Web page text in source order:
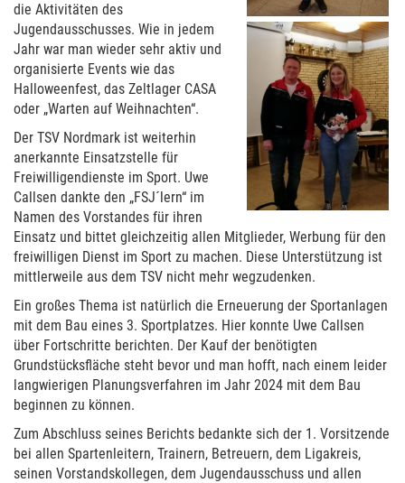
die Aktivitäten des
Jugendausschusses. Wie in jedem
Jahr war man wieder sehr aktiv und
organisierte Events wie das
Halloweenfest, das Zeltlager CASA
oder „Warten auf Weihnachten“.
Der TSV Nordmark ist weiterhin
anerkannte Einsatzstelle für
Freiwilligendienste im Sport. Uwe
Callsen dankte den „FSJ´lern“ im
Namen des Vorstandes für ihren
Einsatz und bittet gleichzeitig allen Mitglieder, Werbung für den
freiwilligen Dienst im Sport zu machen. Diese Unterstützung ist
mittlerweile aus dem TSV nicht mehr wegzudenken.
Ein großes Thema ist natürlich die Erneuerung der Sportanlagen
mit dem Bau eines 3. Sportplatzes. Hier konnte Uwe Callsen
über Fortschritte berichten. Der Kauf der benötigten
Grundstücksfläche steht bevor und man hofft, nach einem leider
langwierigen Planungsverfahren im Jahr 2024 mit dem Bau
beginnen zu können.
Zum Abschluss seines Berichts bedankte sich der 1. Vorsitzende
bei allen Spartenleitern, Trainern, Betreuern, dem Ligakreis,
seinen Vorstandskollegen, dem Jugendausschuss und allen